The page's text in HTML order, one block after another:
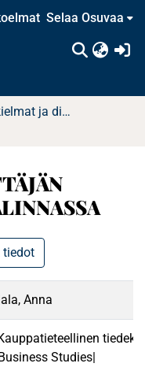
Selaa Osuvaa
Pro gradu -tutkielmat ja diplomityöt (rajattu saatavuus)
tiedot
Anna
Studies|